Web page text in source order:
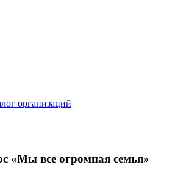
организаций
«Мы все огромная семья»